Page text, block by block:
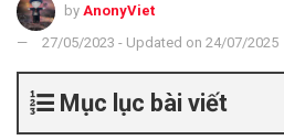
by AnonyViet
27/05/2023 - Updated on 24/07/2025
Mục lục bài viết